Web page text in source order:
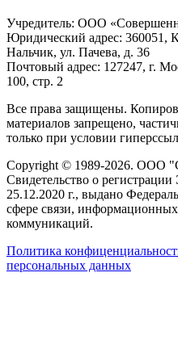
Учредитель: ООО
Юридический адрес: 360051,
Нальчик, ул. Пачева, д. 36
Почтовый адрес: 127247, г.
100, стр. 2
Все права защищены.
материалов запрещено,
только при условии
Copyright © 1989-2026. ООО
Свидетельство о
25.12.2020 г., выдано
сфере связи,
коммуникаций.
Политика
персональных данных